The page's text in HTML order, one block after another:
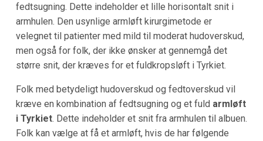
fedtsugning. Dette indeholder et lille horisontalt snit i
armhulen. Den usynlige armløft kirurgimetode er
velegnet til patienter med mild til moderat hudoverskud,
men også for folk, der ikke ønsker at gennemgå det
større snit, der kræves for et fuldkropsløft i Tyrkiet.
Folk med betydeligt hudoverskud og fedtoverskud vil
kræve en kombination af fedtsugning og et fuld armløft
i Tyrkiet. Dette indeholder et snit fra armhulen til albuen.
Folk kan vælge at få et armløft, hvis de har følgende